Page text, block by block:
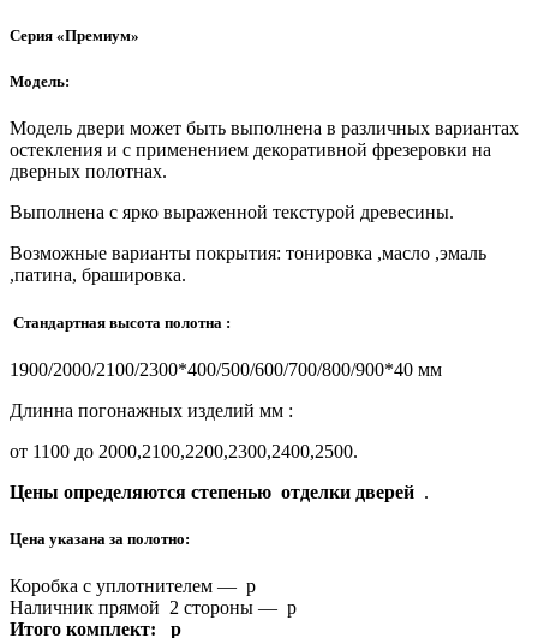
Серия «Премиум»
Модель:
Модель двери может быть выполнена в различных вариантах
остекления и с применением декоративной фрезеровки на
дверных полотнах.
Выполнена с ярко выраженной текстурой древесины.
Возможные варианты покрытия: тонировка ,масло ,эмаль
,патина, брашировка.
Стандартная высота полотна :
1900/2000/2100/2300*400/500/600/700/800/900*40 мм
Длинна погонажных изделий мм :
от 1100 до 2000,2100,2200,2300,2400,2500.
Цены определяются степенью отделки дверей .
Цена указана за полотно:
Коробка с уплотнителем — р
Наличник прямой 2 стороны — р
Итого комплект: р